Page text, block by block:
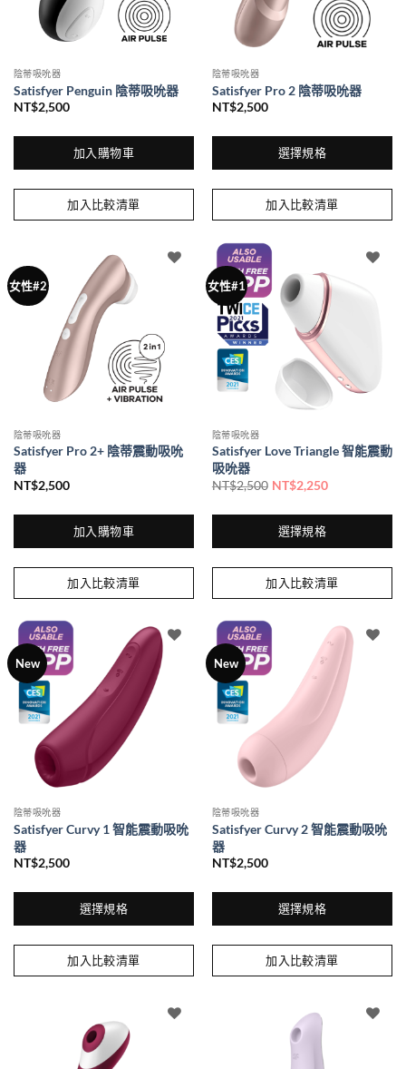
選
擇
項
陰蒂吸吮器
Satisfyer Penguin 陰蒂吸吮器
NT$2,500
加入購物車
加入比較清單
陰蒂吸吮器
Satisfyer Pro 2 陰蒂吸吮器
NT$2,500
選擇規格
多
種
款
式。
可
在
產
品
選
擇
選
加入比較清單
女性#2
陰蒂吸吮器
Satisfyer Pro 2+ 陰蒂震動吸吮
器
NT$2,500
加入購物車
加入比較清單
女性#1
陰蒂吸吮器
Satisfyer Love Triangle 智能震動
吸吮器
NT$2,500 NT$2,250
選擇規格
多
種
款
式。
可
在
選
擇
選
加入比較清單
New
陰蒂吸吮器
Satisfyer Curvy 1 智能震動吸吮
器
NT$2,500
選擇規格
品
加入比較清單
New
陰蒂吸吮器
Satisfyer Curvy 2 智能震動吸吮
器
NT$2,500
選擇規格
品
加入比較清單